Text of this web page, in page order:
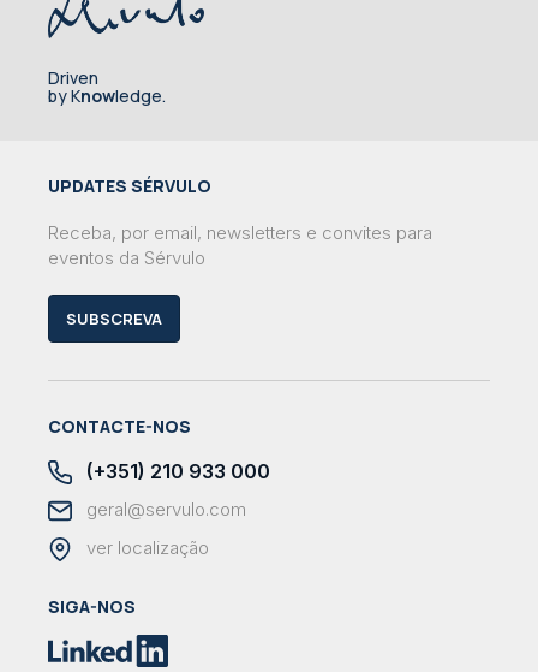
Driven
by Knowledge.
UPDATES SÉRVULO
Receba, por email, newsletters e convites para
eventos da Sérvulo
SUBSCREVA
CONTACTE-NOS
(+351) 210 933 000
geral@servulo.com
ver localização
SIGA-NOS